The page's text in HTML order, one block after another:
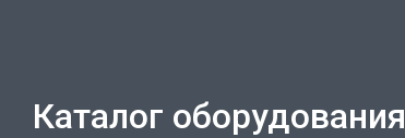
Каталог оборудования